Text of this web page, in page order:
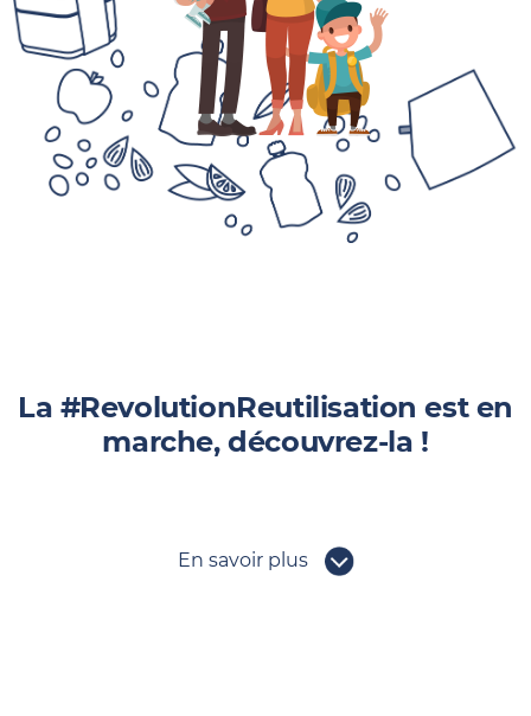
La #RevolutionReutilisation est en
marche, découvrez-la !
En savoir plus